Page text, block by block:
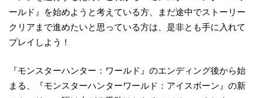
ールド』を始めようと考えている方、まだ途中でストーリー
クリアまで進めたいと思っている方は、是非とも手に入れて
プレイしよう！
『モンスターハンター：ワールド』のエンディング後から始
まる、『モンスターハンターワールド：アイスボーン』の新